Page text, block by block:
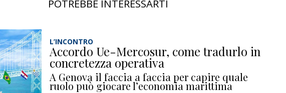
POTREBBE INTERESSARTI
L’INCONTRO
Accordo Ue-Mercosur, come tradurlo in
concretezza operativa
A Genova il faccia a faccia per capire quale
ruolo può giocare l’economia marittima